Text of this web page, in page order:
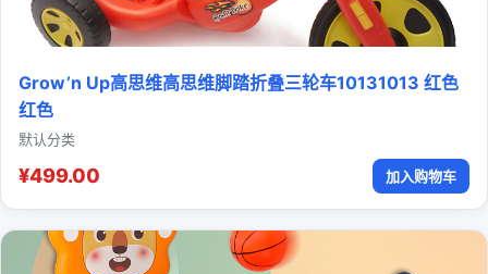
Grow’n Up高思维高思维脚踏折叠三轮车10131013 红色
红色
默认分类
¥499.00 加入购物车